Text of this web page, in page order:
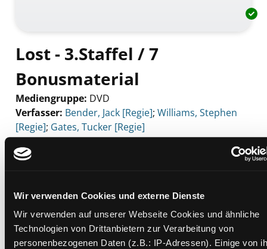
Wir verwenden Cookies und externe Dienste
Wir verwenden auf unserer Webseite Cookies und ähnliche
Technologien von Drittanbietern zur Verarbeitung von
personenbezogenen Daten (z.B.: IP-Adressen). Einige von
Lost - 3.Staffel / 7
Bonusmaterial
Mediengruppe: DVD
Verfasser: Suche nach diesem Verfasser
Bender, Jack [Regie]; Williams, Stephen
[Regie]; Gates, Tucker [Regie]
Beschreibung ein-/ausblenden
Exemplare